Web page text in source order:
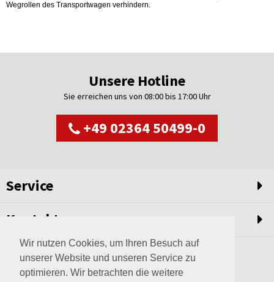
Wir nutzen Cookies, um Ihren Besuch auf
unserer Website und unseren Service zu
optimieren. Wir betrachten die weitere
Wegrollen des Transportwagen verhindern.
Unsere Hotline
Sie erreichen uns von 08:00 bis 17:00 Uhr
+49 02364 50499-0
Service
Kontakt